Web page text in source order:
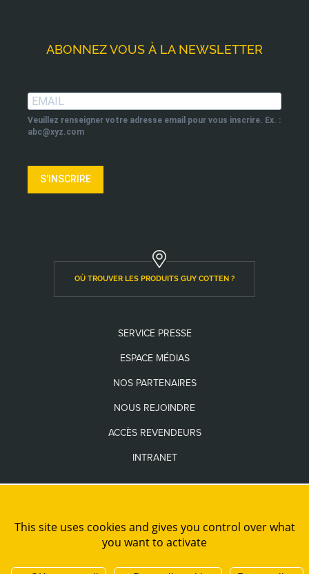
ABONNEZ VOUS À LA NEWSLETTER
Veuillez renseigner votre adresse email pour vous inscrire. Ex. :
abc@xyz.com
S'INSCRIRE
OÙ TROUVER LES PRODUITS GUY COTTEN ?
SERVICE PRESSE
ESPACE MÉDIAS
NOS PARTENAIRES
NOUS REJOINDRE
ACCÈS REVENDEURS
INTRANET
COOKIES ET DONNÉES PERSONNELLES
NOUS REJOINDRE
This site uses cookies and gives you control over what
you want to activate